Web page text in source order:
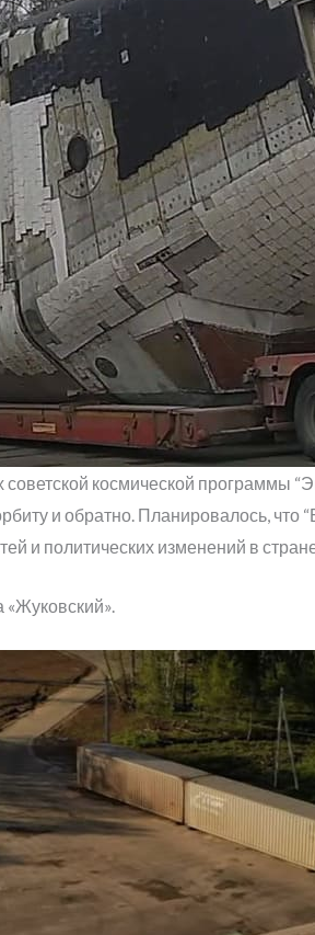
космической программы
и обратно. Планировалось,
и политических изменений в
«Жуковский».